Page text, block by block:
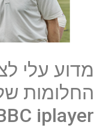
מדוע עלי
החלומות
iplayer?